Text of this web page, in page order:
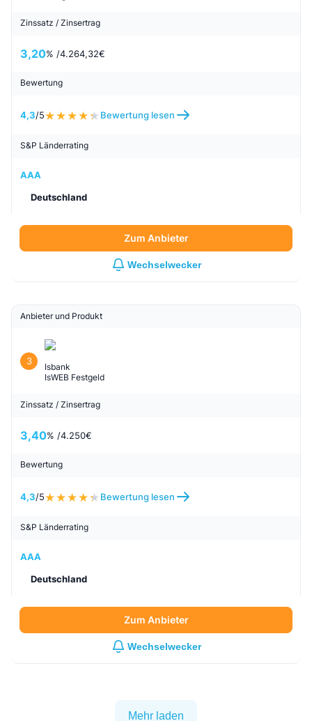
Zinssatz / Zinsertrag
3,20% /4.264,32€
Bewertung
4,3/5 Bewertung lesen
S&P Länderrating
AAA
Deutschland
Zum Anbieter
Wechselwecker
Anbieter und Produkt
3
Isbank
IsWEB Festgeld
Zinssatz / Zinsertrag
3,40% /4.250€
Bewertung
4,3/5 Bewertung lesen
S&P Länderrating
AAA
Deutschland
Zum Anbieter
Wechselwecker
Mehr laden